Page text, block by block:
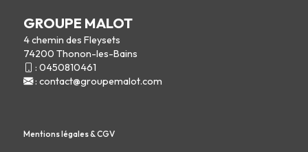
GROUPE MALOT
4 chemin des Fleysets
74200 Thonon-les-Bains
: 0450810461
: contact@groupemalot.com
Mentions légales & CGV